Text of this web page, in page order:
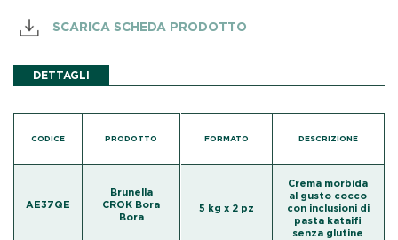
SCARICA SCHEDA PRODOTTO
DETTAGLI
CODICE PRODOTTO
AE37QE
Brunella
CROK Bora
Bora
FORMATO DESCRIZIONE
5 kg x 2 pz
Crema morbida
al gusto cocco
con inclusioni di
pasta kataifi
senza glutine